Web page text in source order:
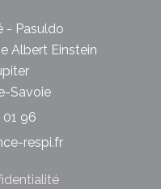
- Pasuldo
Albert Einstein
Savoie
96
respi.fr